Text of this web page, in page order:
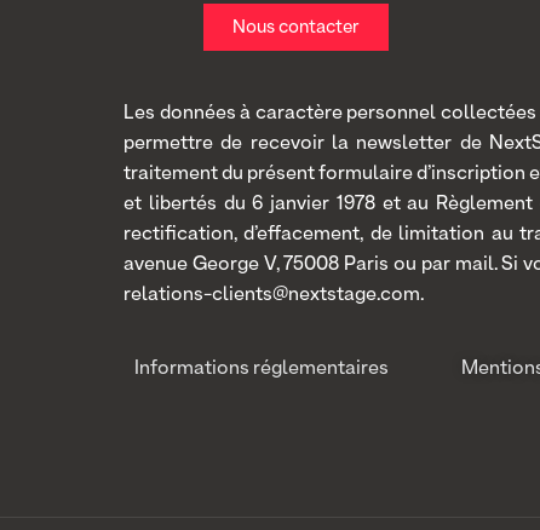
Nous contacter
Les données à caractère personnel
permettre de recevoir la newsletter de
traitement du présent formulaire d’inscription
et libertés du 6 janvier 1978 et au Règlement
rectification, d’effacement, de limitation au
avenue George V, 75008 Paris ou par mail.
relations-clients@nextstage.com.
Informations réglementaires